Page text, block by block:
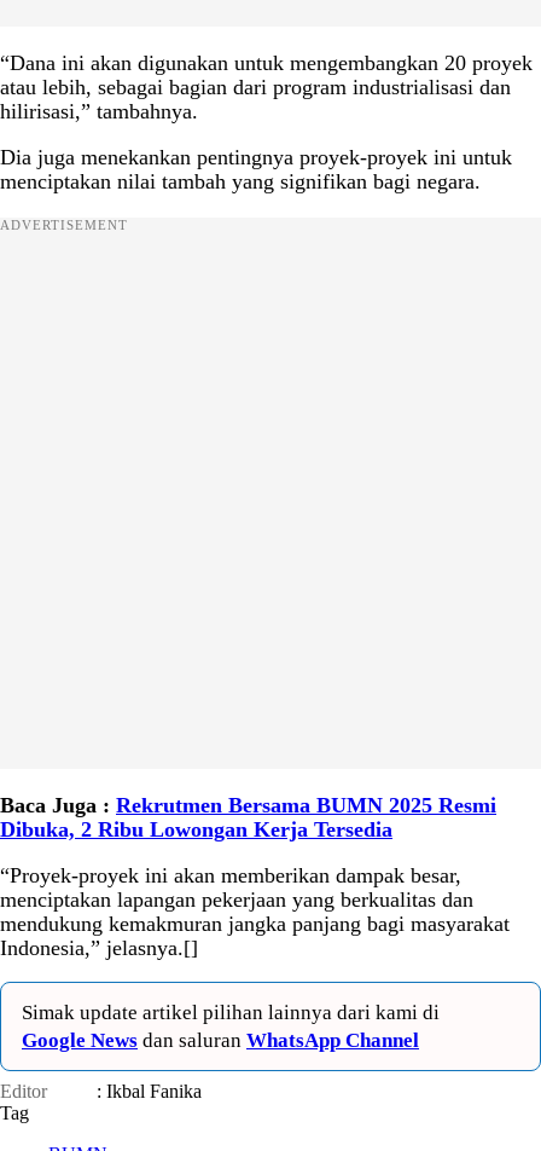
“Dana ini akan digunakan untuk mengembangkan 20 proyek
atau lebih, sebagai bagian dari program industrialisasi dan
hilirisasi,” tambahnya.
Dia juga menekankan pentingnya proyek-proyek ini untuk
menciptakan nilai tambah yang signifikan bagi negara.
ADVERTISEMENT
Baca Juga : Rekrutmen Bersama BUMN 2025 Resmi
Dibuka, 2 Ribu Lowongan Kerja Tersedia
“Proyek-proyek ini akan memberikan dampak besar,
menciptakan lapangan pekerjaan yang berkualitas dan
mendukung kemakmuran jangka panjang bagi masyarakat
Indonesia,” jelasnya.[]
Simak update artikel pilihan lainnya dari kami di
Google News dan saluran WhatsApp Channel
Editor
: Ikbal Fanika
Tag